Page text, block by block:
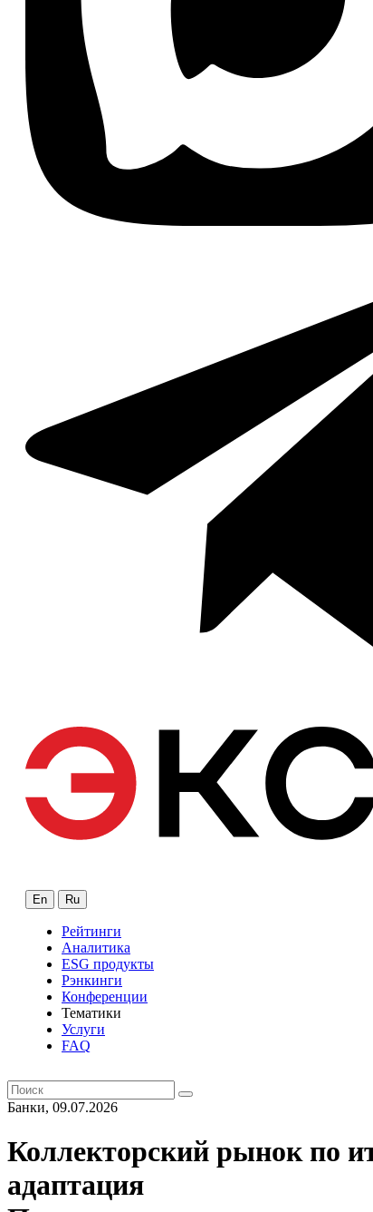
En Ru
Рейтинги
Аналитика
ESG продукты
Рэнкинги
Конференции
Тематики
Услуги
FAQ
Банки, 09.07.2026
Коллекторский рынок по
адаптация